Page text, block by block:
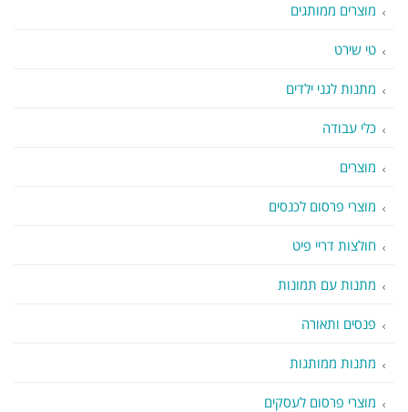
מוצרים ממותגים
טי שירט
מתנות לגני ילדים
כלי עבודה
מוצרים
מוצרי פרסום לכנסים
חולצות דריי פיט
מתנות עם תמונות
פנסים ותאורה
מתנות ממותגות
מוצרי פרסום לעסקים